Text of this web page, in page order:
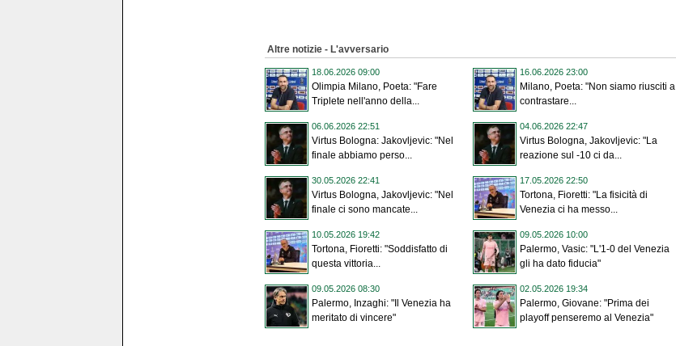
Altre notizie - L'avversario
18.06.2026 09:00
Olimpia Milano, Poeta: "Fare
Triplete nell'anno della...
16.06.2026 23:00
Milano, Poeta: "Non siamo riusciti a
contrastare...
06.06.2026 22:51
Virtus Bologna: Jakovljevic: "Nel
finale abbiamo perso...
04.06.2026 22:47
Virtus Bologna, Jakovljevic: "La
reazione sul -10 ci da...
30.05.2026 22:41
Virtus Bologna, Jakovljevic: "Nel
finale ci sono mancate...
17.05.2026 22:50
Tortona, Fioretti: "La fisicità di
Venezia ci ha messo...
10.05.2026 19:42
Tortona, Fioretti: "Soddisfatto di
questa vittoria...
09.05.2026 10:00
Palermo, Vasic: "L'1-0 del Venezia
gli ha dato fiducia"
09.05.2026 08:30
Palermo, Inzaghi: "Il Venezia ha
meritato di vincere"
02.05.2026 19:34
Palermo, Giovane: "Prima dei
playoff penseremo al Venezia"